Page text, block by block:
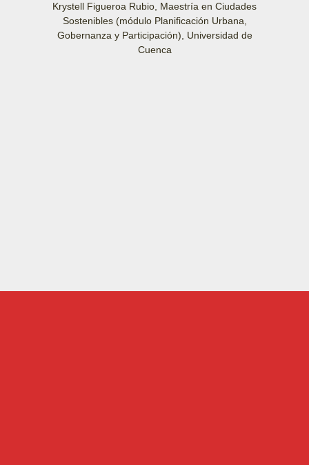
Krystell Figueroa Rubio, Maestría en Ciudades
Sostenibles (módulo Planificación Urbana,
Gobernanza y Participación), Universidad de
Cuenca